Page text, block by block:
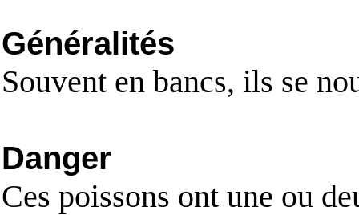
Généralités
Souvent en bancs, ils se
Danger
Ces poissons ont une ou